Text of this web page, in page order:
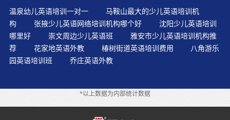
什么意思，就可以了，不建议背诵单词的中文意思，那是
一种传统的死记硬背的方法，效果不好。培养幼儿英语学
习兴趣能够让幼儿积极地参与每一项英语活动。充实自己
的教学内容通过经典故事、歌曲歌谣、寓言故事、绘本小
说等与现实生活建立起强连接的关系，既给课堂带来了活
力，也引导孩子解决实际生活的难题。学习英语的途径和
特别是语言能力是不同的甚至是很不相同的，随便去比只
会降低他的学习兴趣。全身反应法直接形成英语思维,不需
温泉幼儿英语培训一对一
马鞍山最大的少儿英语培训机
构
张掖少儿英语网络培训机构哪个好
沈阳少儿英语培训
哪里好
崇文周边少儿英语班
雅安市少儿英语培训机构推
荐
花家地英语外教 椿树街道英语培训费用
八角游乐
园英语培训班
乔庄英语外教
*以上数据为内部统计数据